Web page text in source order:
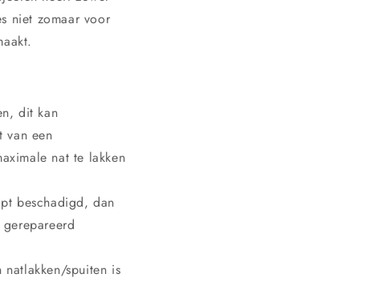
niet zomaar voor
dit kan
van een
nat te lakken
beschadigd, dan
spuiten is